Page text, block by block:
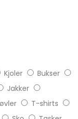
Kjoler
Bukser
Jakker
T-shirts